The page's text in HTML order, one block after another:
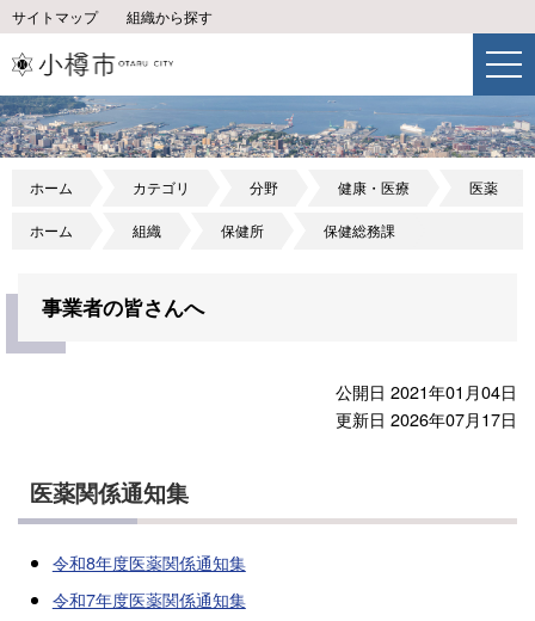
サイトマップ 組織から探す
ホーム カテゴリ 分野 健康・医療 医薬
ホーム 組織 保健所 保健総務課
事業者の皆さんへ
公開日 2021年01月04日
更新日 2026年07月17日
医薬関係通知集
令和8年度医薬関係通知集
令和7年度医薬関係通知集